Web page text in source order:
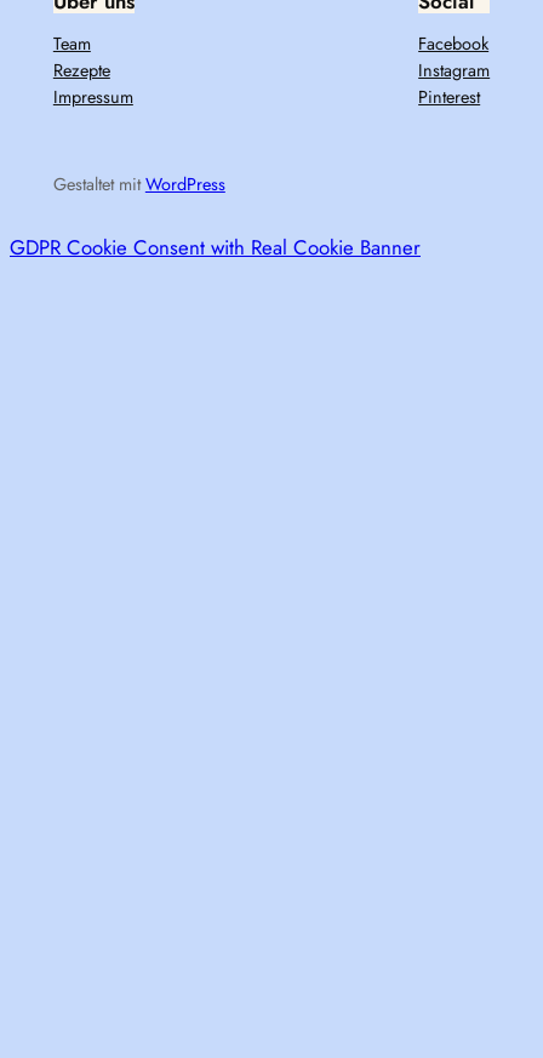
Team
Rezepte
Impressum
Facebook
Instagram
Pinterest
Gestaltet mitWordPress
GDPR Cookie Consent with Real Cookie Banner